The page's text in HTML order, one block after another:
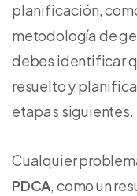
planificación,
metodología de
debes identificar
resuelto y
etapas siguientes.
Cualquier
PDCA, como un